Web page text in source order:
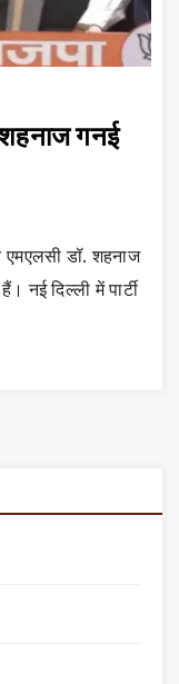
शहनाज गनई
एमएलसी डॉ. शहनाज
नई दिल्ली में पार्टी